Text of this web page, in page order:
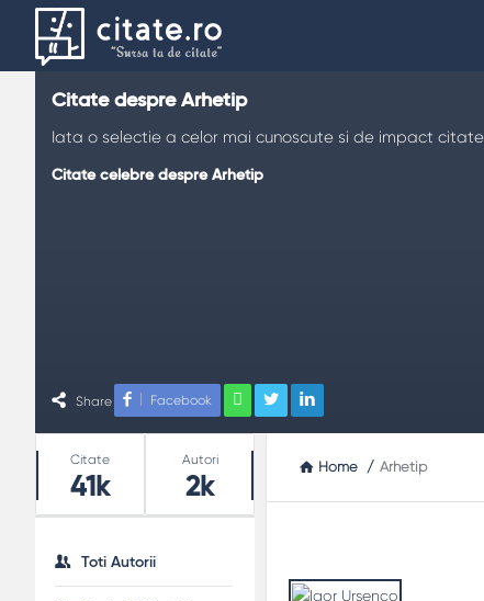
Citate despre Arhetip
Iata o selectie a celor mai cunoscute si de impact
Citate celebre despre Arhetip
Share Facebook
Home / Arhetip
Stats
Citate
41k
Autori
2k
Toti Autorii